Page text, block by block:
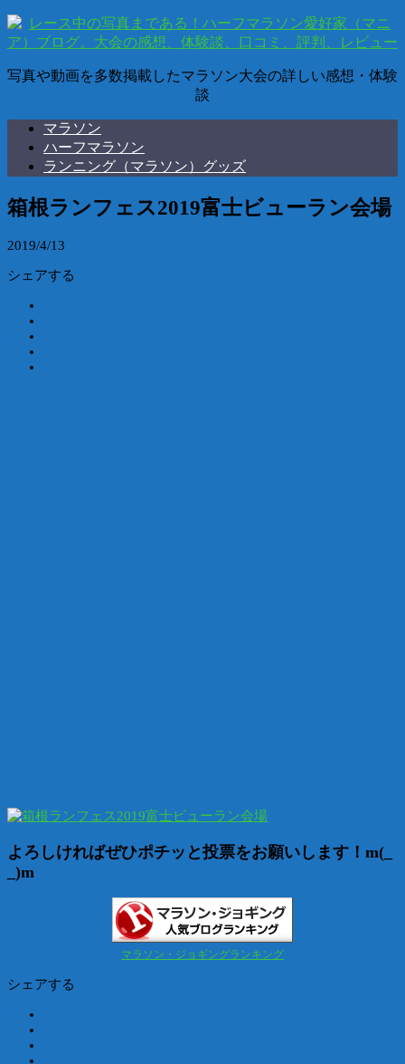
写真や動画を多数掲載したマラソン大会の詳しい感想・体験
談
マラソン
ハーフマラソン
ランニング（マラソン）グッズ
箱根ランフェス2019富士ビューラン会場
2019/4/13
シェアする
よろしければぜひポチッと投票をお願いします！m(_
_)m
マラソン・ジョギングランキング
シェアする